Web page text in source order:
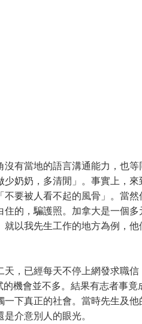
沒有當地的語言溝通能力，也
少奶奶，多清閒」。事實上，
不要被人看不起的風骨」。當
住的，騙護照。加拿大是一個
就以我先生工作的地方為例，
天，已經每天不停上網發求職
的機會並不多。結果有志者事
一下真正的社會。當時先生及
介意別人的眼光。